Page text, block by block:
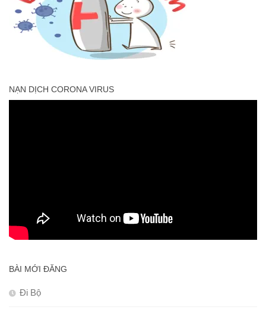
NẠN DỊCH CORONA VIRUS
BÀI MỚI ĐĂNG
Đi Bộ